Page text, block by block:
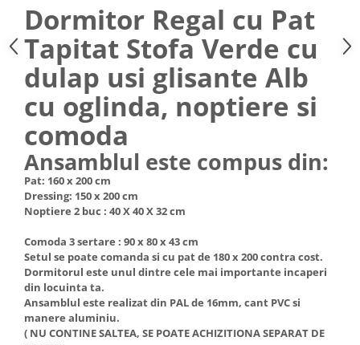
Dormitor Regal cu Pat
Tapitat Stofa Verde cu
dulap usi glisante Alb
cu oglinda, noptiere si
comoda
Ansamblul este compus din:
Pat: 160 x 200 cm
Dressing: 150 x 200 cm
Noptiere 2 buc : 40 X 40 X 32 cm
Comoda 3 sertare : 90 x 80 x 43 cm
Setul se poate comanda si cu pat de 180 x 200 contra cost.
Dormitorul este unul dintre cele mai importante incaperi
din locuinta ta.
Ansamblul este realizat din PAL de 16mm, cant PVC si
manere aluminiu.
( NU CONTINE SALTEA, SE POATE ACHIZITIONA SEPARAT DE